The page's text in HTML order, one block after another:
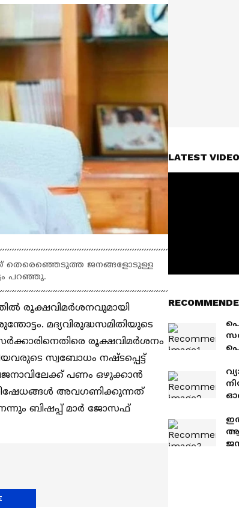
തെരെഞ്ഞെടുത്ത ജനങ്ങളോടുള്ള
പറഞ്ഞു.
രൂക്ഷവിമർശനവുമായി
മദ്യവിരുദ്ധസമിതിയുടെ
രൂക്ഷവിമർശനം
സ്വബോധം നഷ്ടപ്പെട്ട്
പണം ഒഴുക്കാൻ
അവഗണിക്കുന്നത്
ബിഷപ്പ് മാർ ജോസഫ്
LATEST